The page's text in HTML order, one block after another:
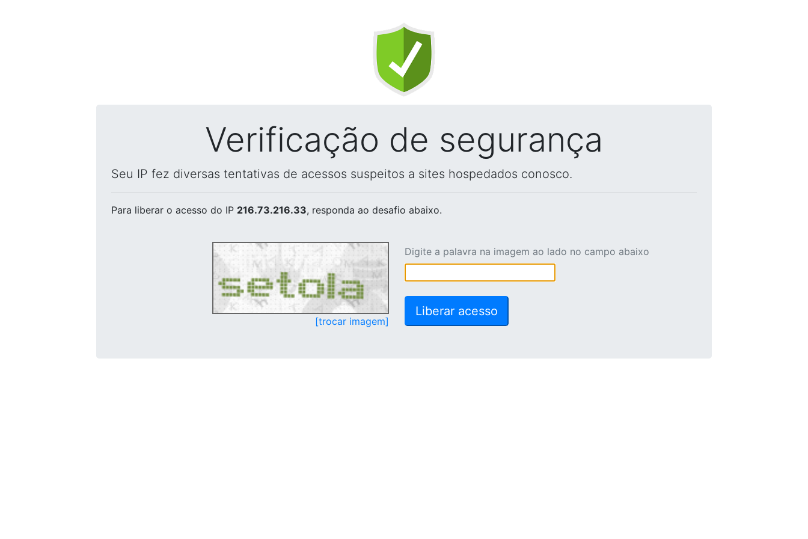
Verificação de segurança
Seu IP fez diversas tentativas de acessos suspeitos a sites hospedados conosco.
Para liberar o acesso do IP 216.73.216.33, responda ao desafio abaixo.
[trocar imagem]
Digite a palavra na imagem ao lado no campo abaixo